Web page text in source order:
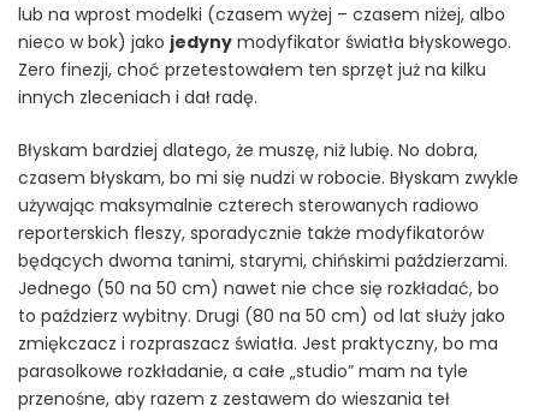
lub na wprost modelki (czasem wyżej – czasem niżej, albo
nieco w bok) jako jedyny modyfikator światła błyskowego.
Zero finezji, choć przetestowałem ten sprzęt już na kilku
innych zleceniach i dał radę.
Błyskam bardziej dlatego, że muszę, niż lubię. No dobra,
czasem błyskam, bo mi się nudzi w robocie. Błyskam zwykle
używając maksymalnie czterech sterowanych radiowo
reporterskich fleszy, sporadycznie także modyfikatorów
będących dwoma tanimi, starymi, chińskimi paździerzami.
Jednego (50 na 50 cm) nawet nie chce się rozkładać, bo
to paździerz wybitny. Drugi (80 na 50 cm) od lat służy jako
zmiękczacz i rozpraszacz światła. Jest praktyczny, bo ma
parasolkowe rozkładanie, a całe „studio” mam na tyle
przenośne, aby razem z zestawem do wieszania teł